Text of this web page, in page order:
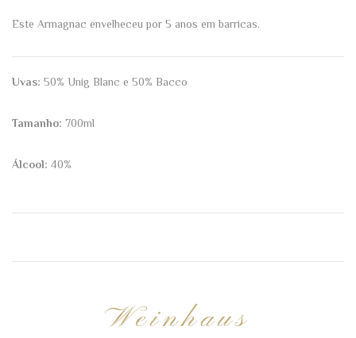
Este Armagnac envelheceu por 5 anos em barricas.
Uvas: 50% Unig Blanc e 50% Bacco
Tamanho: 700ml
Álcool: 40%
Weinhaus